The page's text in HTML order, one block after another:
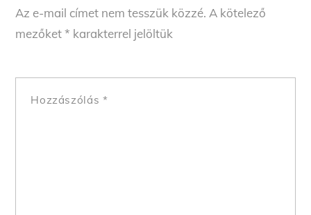
Az e-mail címet nem tesszük közzé. A kötelező
mezőket* karakterrel jelöltük
Hozzászólás *